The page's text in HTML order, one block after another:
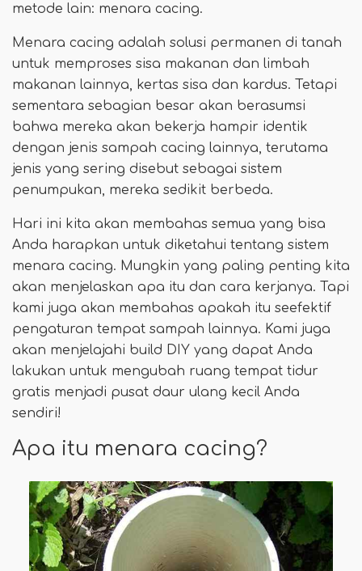
metode lain: menara cacing.
Menara cacing adalah solusi permanen di tanah
untuk memproses sisa makanan dan limbah
makanan lainnya, kertas sisa dan kardus. Tetapi
sementara sebagian besar akan berasumsi
bahwa mereka akan bekerja hampir identik
dengan jenis sampah cacing lainnya, terutama
jenis yang sering disebut sebagai sistem
penumpukan, mereka sedikit berbeda.
Hari ini kita akan membahas semua yang bisa
Anda harapkan untuk diketahui tentang sistem
menara cacing. Mungkin yang paling penting kita
akan menjelaskan apa itu dan cara kerjanya. Tapi
kami juga akan membahas apakah itu seefektif
pengaturan tempat sampah lainnya. Kami juga
akan menjelajahi build DIY yang dapat Anda
lakukan untuk mengubah ruang tempat tidur
gratis menjadi pusat daur ulang kecil Anda
sendiri!
Apa itu menara cacing?